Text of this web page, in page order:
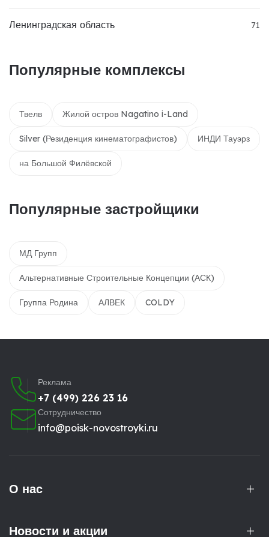
Ленинградская область 71
Популярные комплексы
Твелв Жилой остров Nagatino i-Land
Silver (Резиденция кинематографистов) ИНДИ Тауэрз
на Большой Филёвской
Популярные застройщики
МД Групп
Альтернативные Строительные Концепции (АСК)
Группа Родина АЛВЕК COLDY
Реклама
+7 (499) 226 23 16
Сотрудничество
info@poisk-novostroyki.ru
О нас
Новости и акции